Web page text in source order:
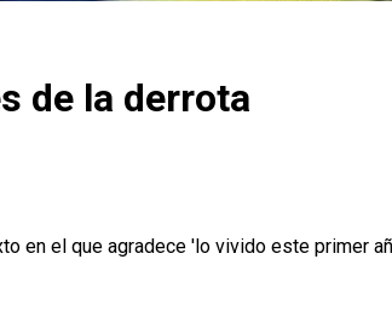
de la derrota
en el que agradece 'lo vivido este primer